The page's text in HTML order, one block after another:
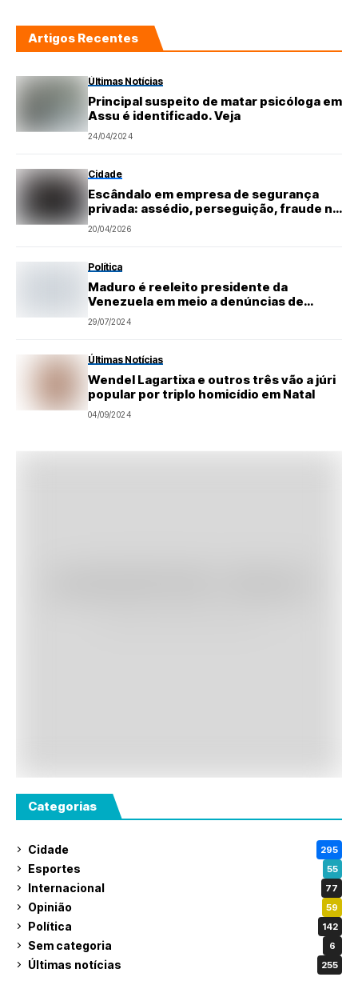
Artigos Recentes
Últimas Notícias
Principal suspeito de matar psicóloga em
Assu é identificado. Veja
24/04/2024
Cidade
Escândalo em empresa de segurança
privada: assédio, perseguição, fraude na
CIPA e sindicato de braços cruzados
20/04/2026
Política
Maduro é reeleito presidente da
Venezuela em meio a denúncias de
fraude
29/07/2024
Últimas Notícias
Wendel Lagartixa e outros três vão a júri
popular por triplo homicídio em Natal
04/09/2024
Categorias
Cidade 295
Esportes 55
Internacional 77
Opinião 59
Política 142
Sem categoria 6
Últimas notícias 255